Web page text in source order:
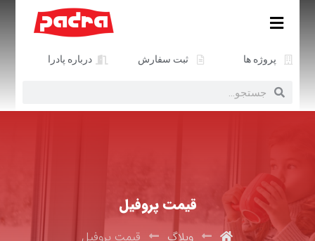
پروژه ها ثبت سفارش درباره پادرا
قیمت پروفیل
وبلاگ قیمت پروفیل